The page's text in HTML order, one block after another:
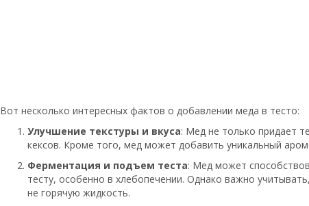
Вот несколько интересных фактов о добавлении меда в тесто:
Улучшение текстуры и вкуса: Мед не только придает
кексов. Кроме того, мед может добавить уникальный
Ферментация и подъем теста: Мед может
тесту, особенно в хлебопечении. Однако важно
не горячую жидкость.